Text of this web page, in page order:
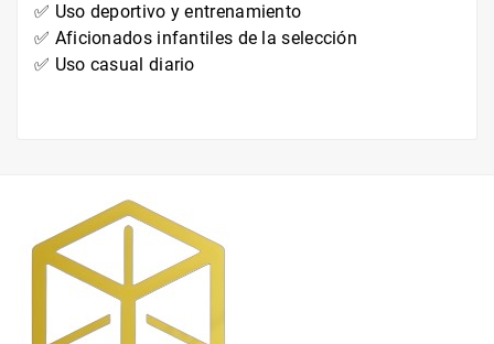
✅ Uso deportivo y entrenamiento
✅ Aficionados infantiles de la selección
✅ Uso casual diario